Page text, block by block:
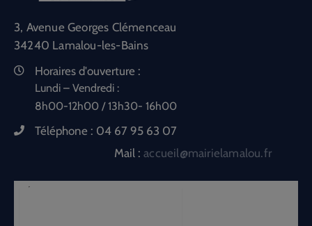
3, Avenue Georges Clémenceau
34240 Lamalou-les-Bains
Horaires d'ouverture :
Lundi – Vendredi :
8h00-12h00 / 13h30- 16h00
Téléphone : 04 67 95 63 07
Mail :accueil@mairielamalou.fr